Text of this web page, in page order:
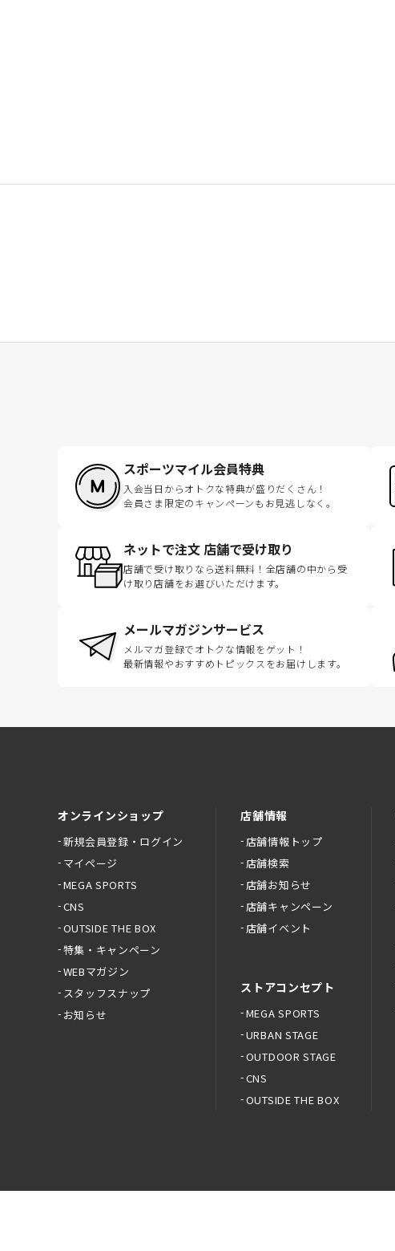
スポーツマイル会員特典
入会当日からオトクな特典が盛りだくさん！
会員さま限定のキャンペーンもお見逃しなく。
ネットで注文 店舗で受け取り
店舗で受け取りなら送料無料！全店舗の中から受
け取り店舗をお選びいただけます。
メールマガジンサービス
メルマガ登録でオトクな情報をゲット！
最新情報やおすすめトピックスをお届けします。
オンラインショップ
新規会員登録・ログイン
マイページ
MEGA SPORTS
CNS
OUTSIDE THE BOX
特集・キャンペーン
WEBマガジン
スタッフスナップ
お知らせ
店舗情報
店舗情報トップ
店舗検索
店舗お知らせ
店舗キャンペーン
店舗イベント
ストアコンセプト
MEGA SPORTS
URBAN STAGE
OUTDOOR STAGE
CNS
OUTSIDE THE BOX